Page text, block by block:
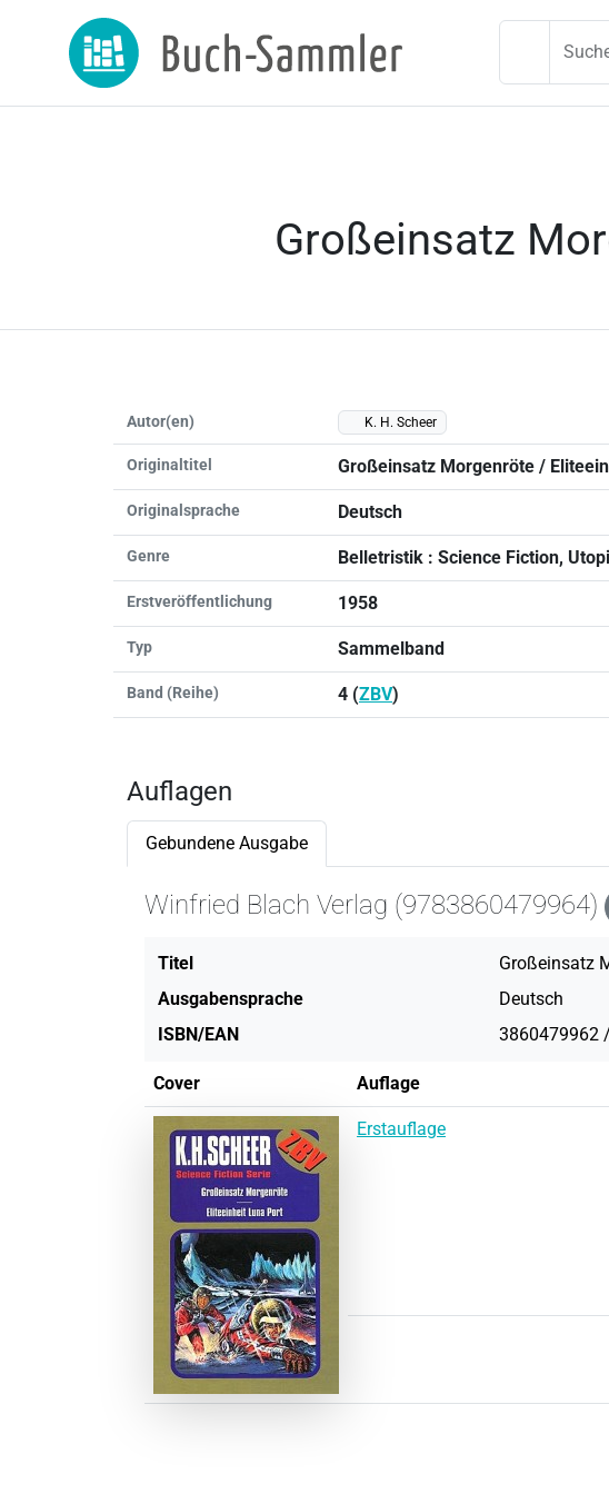
Großeinsatz
Autor(en) K. H. Scheer
Originaltitel Großeinsatz Morgenröte /
Originalsprache Deutsch
Genre Belletristik : Science Fiction,
Erstveröffentlichung 1958
Typ Sammelband
Band (Reihe) 4 (ZBV)
Auflagen
Gebundene Ausgabe
Winfried Blach Verlag (9783860479964)
Titel
Großeinsatz
Ausgabensprache
Deutsch
ISBN/EAN
3860479962
Cover Auflage
Erstauflage